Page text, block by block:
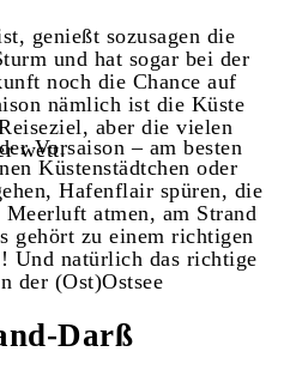
genießt sozusagen die
und hat sogar bei der
noch die Chance auf
nämlich ist die Küste
aber die vielen
wett.
Vorsaison – am besten
Küstenstädtchen oder
Hafenflair spüren, die
atmen, am Strand
gehört zu einem richtigen
Und natürlich das richtige
der (Ost)Ostsee
Darß